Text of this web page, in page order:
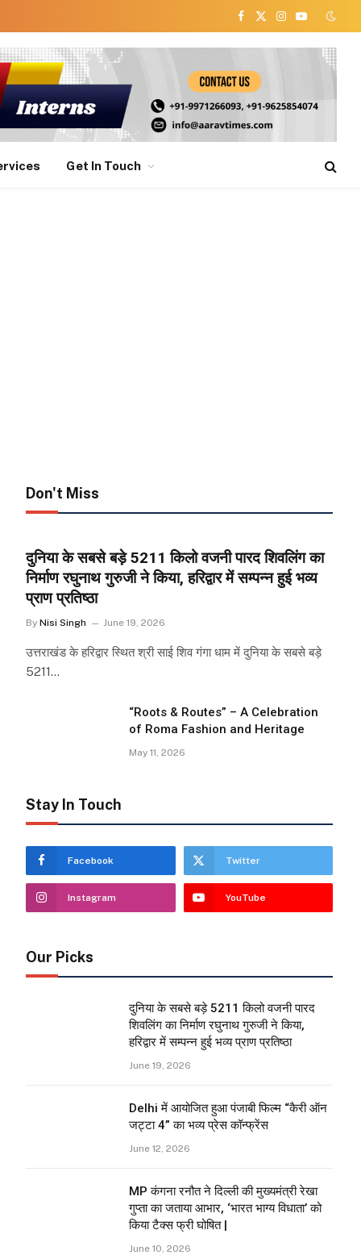
Facebook
X
Instagram
YouTube
Get In Touch
Don't Miss
दुनिया के सबसे बड़े 5211 किलो वजनी पारद शिवलिंग का
निर्माण रघुनाथ गुरुजी ने किया, हरिद्वार में सम्पन्न हुई भव्य
प्राण प्रतिष्ठा
By Nisi Singh June 19, 2026
उत्तराखंड के हरिद्वार स्थित श्री साई शिव गंगा धाम में दुनिया के सबसे बड़े
5211…
“Roots & Routes” – A Celebration
of Roma Fashion and Heritage
May 11, 2026
Stay In Touch
Facebook Twitter
Instagram YouTube
Our Picks
दुनिया के सबसे बड़े 5211 किलो वजनी पारद
शिवलिंग का निर्माण रघुनाथ गुरुजी ने किया,
हरिद्वार में सम्पन्न हुई भव्य प्राण प्रतिष्ठा
June 19, 2026
Delhi में आयोजित हुआ पंजाबी फिल्म “कैरी ऑन
जट्टा 4” का भव्य प्रेस कॉन्फ्रेंस
June 12, 2026
MP कंगना रनौत ने दिल्ली की मुख्यमंत्री रेखा
गुप्ता का जताया आभार, ‘भारत भाग्य विधाता’ को
किया टैक्स फ्री घोषित |
June 10, 2026